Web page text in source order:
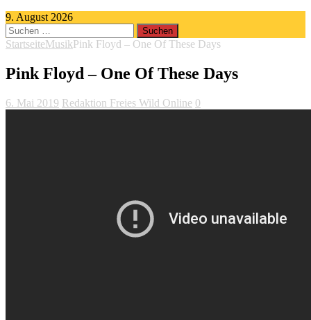
9. August 2026
Suchen
nach:
StartseiteMusikPink Floyd – One Of These Days
Pink Floyd – One Of These Days
6. Mai 2019 Redaktion Freies Wild Online 0